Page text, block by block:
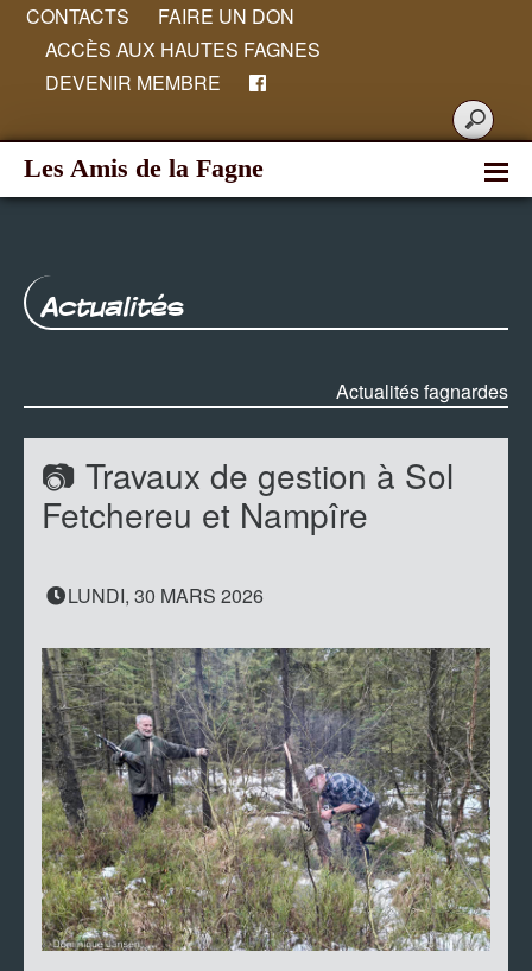
CONTACTS
FAIRE UN DON
ACCÈS AUX HAUTES FAGNES
DEVENIR MEMBRE
Les Amis de la Fagne
Actualités
Actualités fagnardes
📷 Travaux de gestion à Sol
Fetchereu et Nampîre
LUNDI, 30 MARS 2026